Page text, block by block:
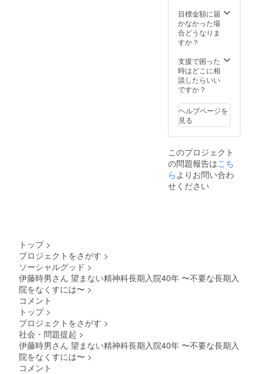
希望』
と記入
下さ
ラシ・
リーフ
レット
の配布
場合は
下記住
所に
3/17(月)
最大100
部分ま
での資
料をお
送りく
ンビル
会実行
委員会
送付下
さい。
※掲載サ
は掲載
団体の
数に
よって
ますが
A0のサ
イズで
印刷し
しま
す。
・協
賛団体
一覧の
い場合
は画像
段階の
ポス
提供致
しま
す。 ・
備考欄
いただ
きたい
内容
・本
が必要
であれ
ば発送
先の住
座談会
の参加
の出欠
を取り
たいの
賛団体
一覧の
ゴ掲載
が良い
の鳥：
奪われ
た40年
の人生
た精神
医療国
家賠償
請求訴
冊お送
りいた
しま
す。
１冊は
サイン
本をお
渡しい
たしま
す。 ・
備考欄
の発送
が必要
目標金額に届
かなかった場
合どうなりま
すか？
支援で困った
時はどこに相
談したらいい
ですか？
ヘルプページを
見る
このプロジェクト
の問題報告はこち
ら よりお問い合わ
せください
トップ >
プロジェクトをさがす >
ソーシャルグッド >
伊藤時男さん 望まない精神科長期入院40年 〜不要な長期入
院をなくすには〜 >
コメント
トップ >
プロジェクトをさがす >
社会・問題提起 >
伊藤時男さん 望まない精神科長期入院40年 〜不要な長期入
院をなくすには〜 >
コメント